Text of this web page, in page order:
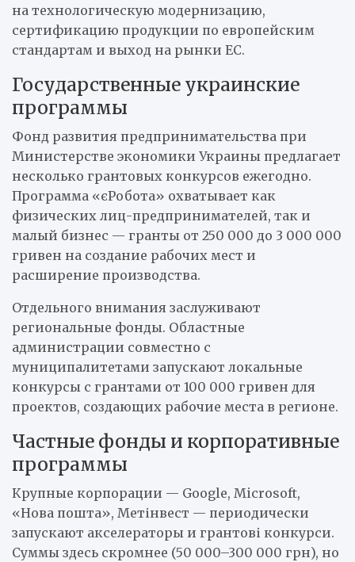
на технологическую модернизацию,
сертификацию продукции по европейским
стандартам и выход на рынки ЕС.
Государственные украинские
программы
Фонд развития предпринимательства при
Министерстве экономики Украины предлагает
несколько грантовых конкурсов ежегодно.
Программа «єРобота» охватывает как
физических лиц-предпринимателей, так и
малый бизнес — гранты от 250 000 до 3 000 000
гривен на создание рабочих мест и
расширение производства.
Отдельного внимания заслуживают
региональные фонды. Областные
администрации совместно с
муниципалитетами запускают локальные
конкурсы с грантами от 100 000 гривен для
проектов, создающих рабочие места в регионе.
Частные фонды и корпоративные
программы
Крупные корпорации — Google, Microsoft,
«Нова пошта», Метінвест — периодически
запускают акселераторы и грантові конкурси.
Суммы здесь скромнее (50 000–300 000 грн), но